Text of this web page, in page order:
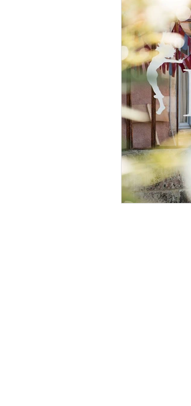
Coaching